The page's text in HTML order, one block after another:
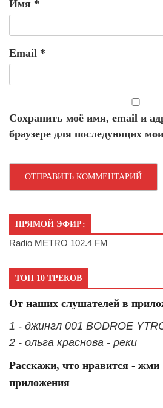
Имя *
Email *
Сохранить моё имя, email и
браузере для последующих
ПРЯМОЙ ЭФИР:
Radio METRO 102.4 FM
ТОП 10 ТРЕКОВ
От наших слушателей в
1 - джингл 001 BODROE
2 - ольга краснова - реки
Расскажи, что нравится - жми
приложения